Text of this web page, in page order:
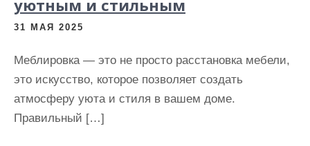
уютным и стильным
31 МАЯ 2025
Меблировка — это не просто расстановка мебели,
это искусство, которое позволяет создать
атмосферу уюта и стиля в вашем доме.
Правильный […]